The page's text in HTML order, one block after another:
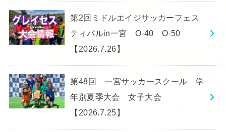
第2回ミドルエイジサッカーフェス
ティバルin一宮 O-40 O-50
【2026.7.26】
第48回 一宮サッカースクール 学
年別夏季大会 女子大会
【2026.7.25】